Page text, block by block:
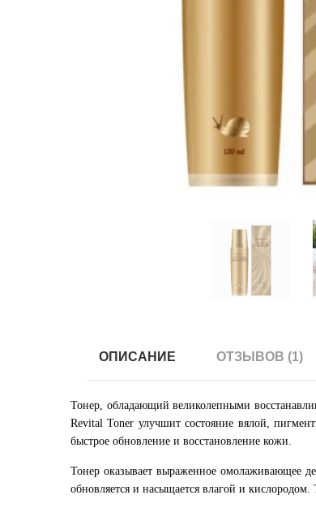
ОПИСАНИЕ ОТЗЫВОВ (1)
Тонер, обладающий великолепными
Revital Toner улучшит состояние вялой,
быстрое обновление и восстановление кожи.
Тонер оказывает выраженное омолаживающее
обновляется и насыщается влагой и